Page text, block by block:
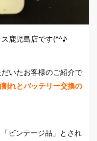
鹿児島店です(^^♪
いたお客様のご紹介で
れとバッテリー交換の
ビンテージ品」とされ